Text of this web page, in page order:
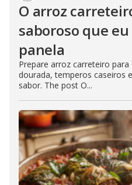
O arroz
saboroso que
panela
Prepare arroz carreteiro
dourada, temperos caseiros
sabor. The post O...